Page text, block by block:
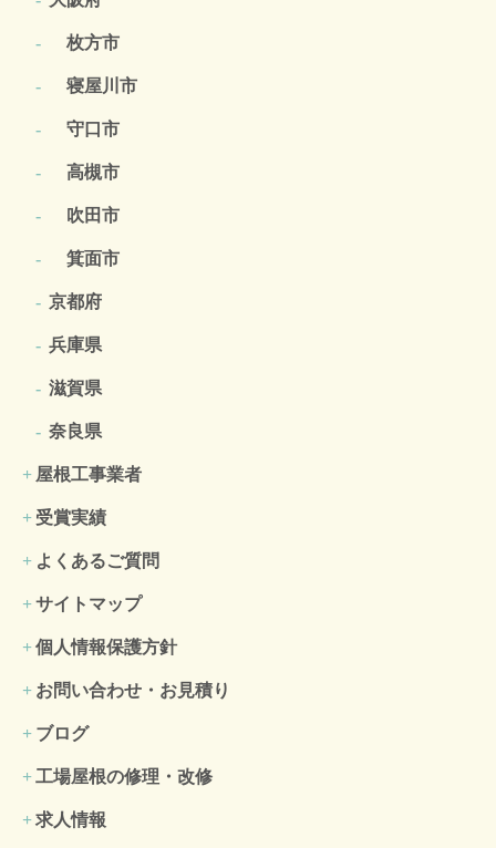
枚方市
寝屋川市
守口市
高槻市
吹田市
箕面市
京都府
兵庫県
滋賀県
奈良県
屋根工事業者
受賞実績
よくあるご質問
サイトマップ
個人情報保護方針
お問い合わせ・お見積り
ブログ
工場屋根の修理・改修
求人情報